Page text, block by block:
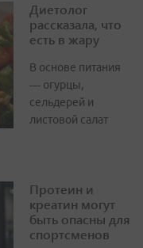
Диетолог
рассказала, что
есть в жару
В основе питания
— огурцы,
сельдерей и
листовой салат
Протеин и
креатин могут
быть опасны для
спортсменов